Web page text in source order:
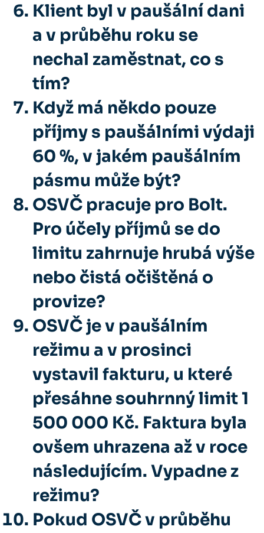
Klient byl v paušální dani
a v průběhu roku se
nechal zaměstnat, co s
tím?
Když má někdo pouze
příjmy s paušálními výdaji
60 %, v jakém paušálním
pásmu může být?
OSVČ pracuje pro Bolt.
Pro účely příjmů se do
limitu zahrnuje hrubá výše
nebo čistá očištěná o
provize?
OSVČ je v paušálním
režimu a v prosinci
vystavil fakturu, u které
přesáhne souhrnný limit 1
500 000 Kč. Faktura byla
ovšem uhrazena až v roce
následujícím. Vypadne z
režimu?
Pokud OSVČ v průběhu